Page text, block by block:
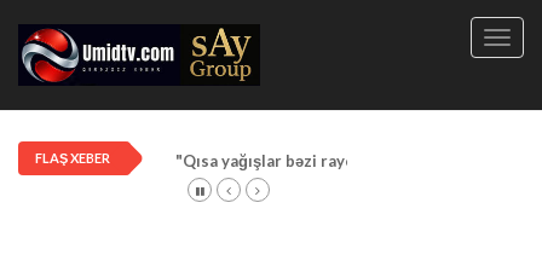
FLAŞ XEBER "Qısa yağışlar bəzi rayonlarda davam edir"